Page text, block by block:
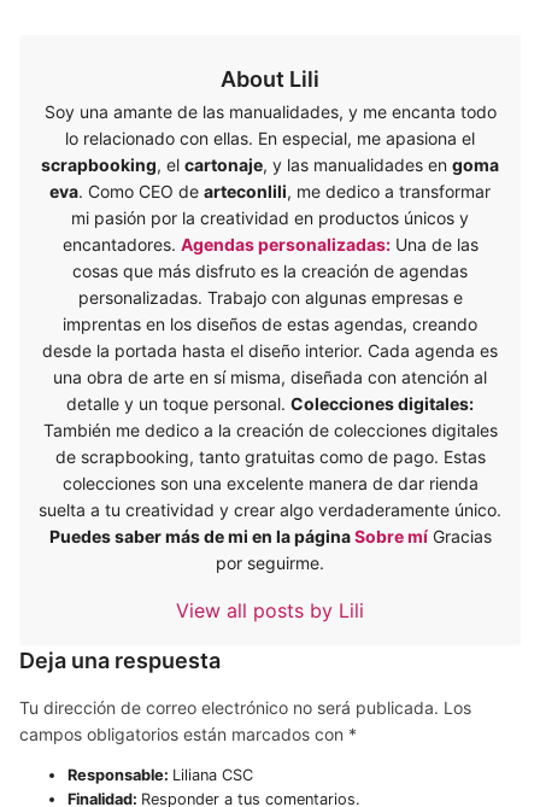
About Lili
Soy una amante de las manualidades, y me encanta todo
lo relacionado con ellas. En especial, me apasiona el
scrapbooking, el cartonaje, y las manualidades en goma
eva. Como CEO de arteconlili, me dedico a transformar
mi pasión por la creatividad en productos únicos y
encantadores. Agendas personalizadas:Una de las
cosas que más disfruto es la creación de agendas
personalizadas. Trabajo con algunas empresas e
imprentas en los diseños de estas agendas, creando
desde la portada hasta el diseño interior. Cada agenda es
una obra de arte en sí misma, diseñada con atención al
detalle y un toque personal. Colecciones digitales:
También me dedico a la creación de colecciones digitales
de scrapbooking, tanto gratuitas como de pago. Estas
colecciones son una excelente manera de dar rienda
suelta a tu creatividad y crear algo verdaderamente único.
Puedes saber más de mi en la páginaSobre míGracias
por seguirme.
View all posts by Lili
Deja una respuesta
Tu dirección de correo electrónico no será publicada. Los
campos obligatorios están marcados con *
Responsable: Liliana CSC
Finalidad: Responder a tus comentarios.